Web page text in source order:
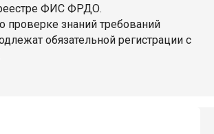
ФИС ФРДО.
проверке знаний требований
обязательной регистрации с